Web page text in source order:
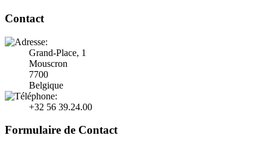
Contact
Grand-Place, 1
Mouscron
7700
Belgique
+32 56 39.24.00
Formulaire de Contact